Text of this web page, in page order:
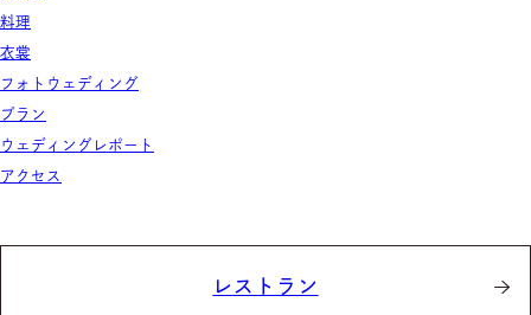
料理
衣裳
フォトウェディング
プラン
ウェディングレポート
アクセス
レストラン